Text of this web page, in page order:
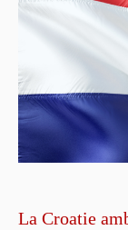
La Croatie